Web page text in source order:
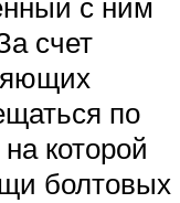
счет
по
которой
болтовых